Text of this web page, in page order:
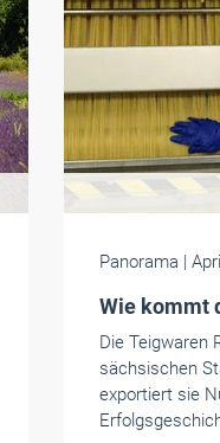
Panorama |
Wie kommt
Die Teigwaren
sächsischen
exportiert sie